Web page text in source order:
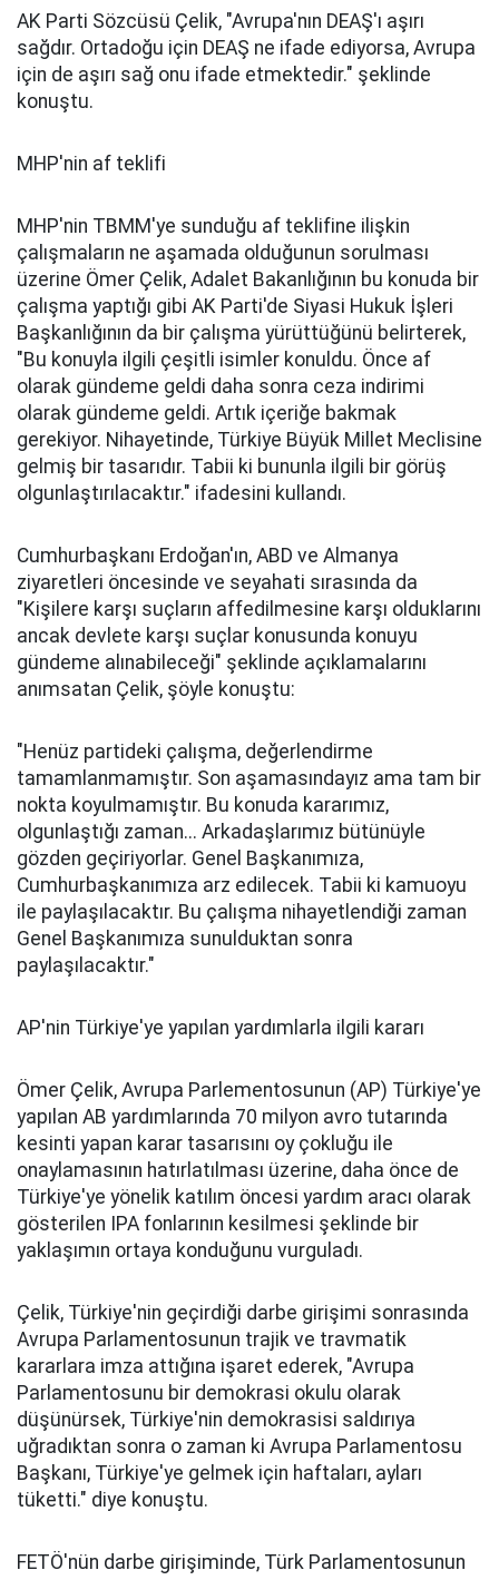
AK Parti Sözcüsü Çelik, "Avrupa'nın DEAŞ'ı aşırı
sağdır. Ortadoğu için DEAŞ ne ifade ediyorsa, Avrupa
için de aşırı sağ onu ifade etmektedir." şeklinde
konuştu.
MHP'nin af teklifi
MHP'nin TBMM'ye sunduğu af teklifine ilişkin
çalışmaların ne aşamada olduğunun sorulması
üzerine Ömer Çelik, Adalet Bakanlığının bu konuda bir
çalışma yaptığı gibi AK Parti'de Siyasi Hukuk İşleri
Başkanlığının da bir çalışma yürüttüğünü belirterek,
"Bu konuyla ilgili çeşitli isimler konuldu. Önce af
olarak gündeme geldi daha sonra ceza indirimi
olarak gündeme geldi. Artık içeriğe bakmak
gerekiyor. Nihayetinde, Türkiye Büyük Millet Meclisine
gelmiş bir tasarıdır. Tabii ki bununla ilgili bir görüş
olgunlaştırılacaktır." ifadesini kullandı.
Cumhurbaşkanı Erdoğan'ın, ABD ve Almanya
ziyaretleri öncesinde ve seyahati sırasında da
"Kişilere karşı suçların affedilmesine karşı olduklarını
ancak devlete karşı suçlar konusunda konuyu
gündeme alınabileceği" şeklinde açıklamalarını
anımsatan Çelik, şöyle konuştu:
"Henüz partideki çalışma, değerlendirme
tamamlanmamıştır. Son aşamasındayız ama tam bir
nokta koyulmamıştır. Bu konuda kararımız,
olgunlaştığı zaman... Arkadaşlarımız bütünüyle
gözden geçiriyorlar. Genel Başkanımıza,
Cumhurbaşkanımıza arz edilecek. Tabii ki kamuoyu
ile paylaşılacaktır. Bu çalışma nihayetlendiği zaman
Genel Başkanımıza sunulduktan sonra
paylaşılacaktır."
AP'nin Türkiye'ye yapılan yardımlarla ilgili kararı
Ömer Çelik, Avrupa Parlementosunun (AP) Türkiye'ye
yapılan AB yardımlarında 70 milyon avro tutarında
kesinti yapan karar tasarısını oy çokluğu ile
onaylamasının hatırlatılması üzerine, daha önce de
Türkiye'ye yönelik katılım öncesi yardım aracı olarak
gösterilen IPA fonlarının kesilmesi şeklinde bir
yaklaşımın ortaya konduğunu vurguladı.
Çelik, Türkiye'nin geçirdiği darbe girişimi sonrasında
Avrupa Parlamentosunun trajik ve travmatik
kararlara imza attığına işaret ederek, "Avrupa
Parlamentosunu bir demokrasi okulu olarak
düşünürsek, Türkiye'nin demokrasisi saldırıya
uğradıktan sonra o zaman ki Avrupa Parlamentosu
Başkanı, Türkiye'ye gelmek için haftaları, ayları
tüketti." diye konuştu.
FETÖ'nün darbe girişiminde, Türk Parlamentosunun